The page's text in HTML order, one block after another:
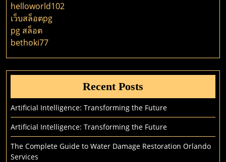
Bes
And
helloworld102
เว็บสล็อตpg
pg สล็อต
bethoki77
Recent Posts
Artificial Intelligence: Transforming the Future
Artificial Intelligence: Transforming the Future
The Complete Guide to Water Damage Restoration Orlando
Services